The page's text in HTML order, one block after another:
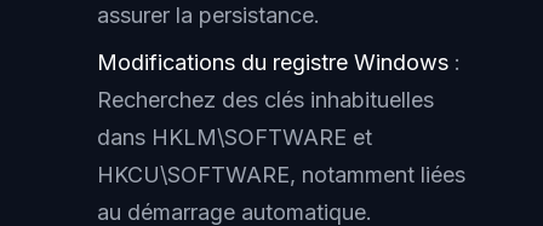
assurer la persistance.
Modifications du registre Windows :
Recherchez des clés inhabituelles
dans HKLM\SOFTWARE et
HKCU\SOFTWARE, notamment liées
au démarrage automatique.